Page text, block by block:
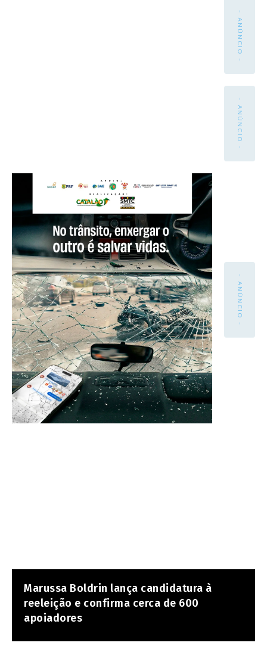
- ANÚNCIO -
- ANÚNCIO -
- ANÚNCIO -
Marussa Boldrin lança candidatura à
reeleição e confirma cerca de 600
apoiadores